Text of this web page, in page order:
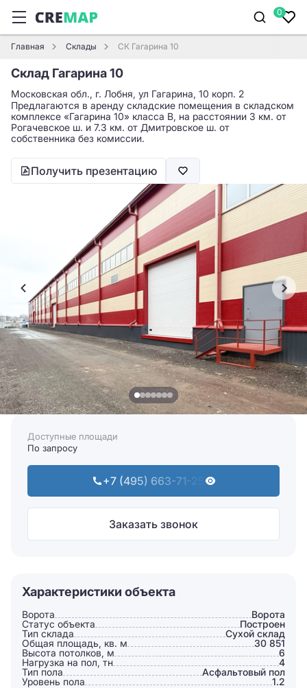
0
Главная Склады СК Гагарина 10
Склад Гагарина 10
Московская обл., г. Лобня, ул Гагарина, 10 корп. 2
Предлагаются в аренду складские помещения в складском
комплексе «Гагарина 10» класса B, на расстоянии 3 км. от
Рогачевское ш. и 7.3 км. от Дмитровское ш. от
собственника без комиссии.
Получить презентацию
Доступные площади
По запросу
+7 (495) 663-71-25
Заказать звонок
Характеристики объекта
Ворота
Ворота
Статус объекта
Построен
Тип склада
Сухой склад
Общая площадь, кв. м
30 851
Высота потолков, м
6
Нагрузка на пол, тн
4
Тип пола
Асфальтовый пол
Уровень пола
1.2